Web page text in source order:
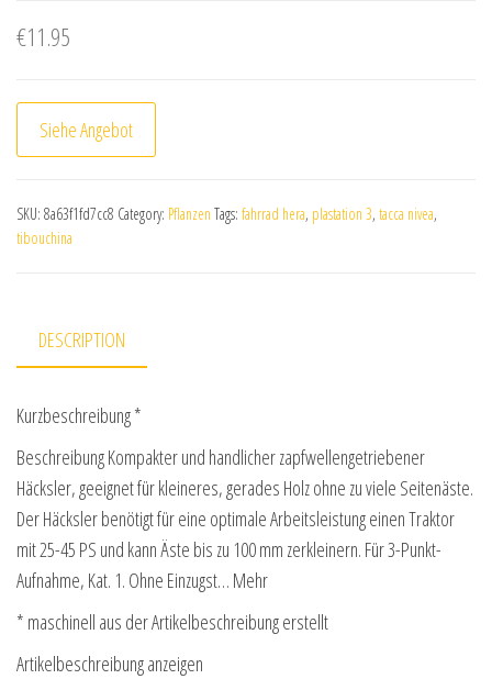
€11.95
Siehe Angebot
SKU: 8a63f1fd7cc8 Category: Pflanzen Tags: fahrrad hera, plastation 3, tacca nivea,
tibouchina
DESCRIPTION
Kurzbeschreibung *
Beschreibung Kompakter und handlicher zapfwellengetriebener
Häcksler, geeignet für kleineres, gerades Holz ohne zu viele Seitenäste.
Der Häcksler benötigt für eine optimale Arbeitsleistung einen Traktor
mit 25-45 PS und kann Äste bis zu 100 mm zerkleinern. Für 3-Punkt-
Aufnahme, Kat. 1. Ohne Einzugst… Mehr
* maschinell aus der Artikelbeschreibung erstellt
Artikelbeschreibung anzeigen